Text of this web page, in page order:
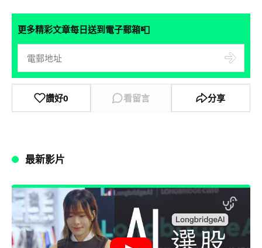
更多精彩文章每日送到電子郵箱📮
讚好0 看留言 分享
最新影片